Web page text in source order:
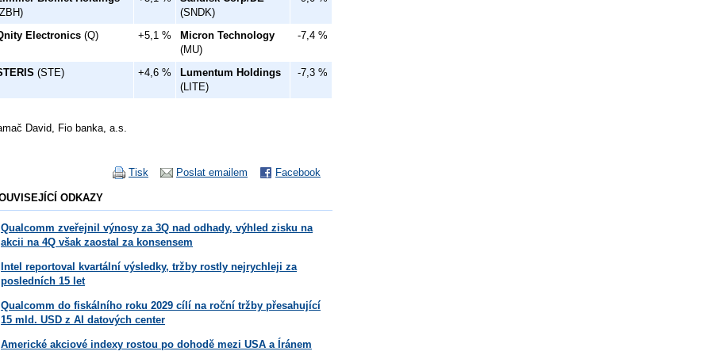
(SNDK)
Electronics (Q) +5,1 %
Micron Technology
(MU)
-7,4 %
(STE) +4,6 %
Lumentum Holdings
(LITE)
-7,3 %
David, Fio banka, a.s.
Facebook
Poslat emailem
Tisk
ODKAZY
Qualcomm zveřejnil výnosy za 3Q nad odhady, výhled zisku na
akcii na 4Q však zaostal za konsensem
Intel reportoval kvartální výsledky, tržby rostly nejrychleji za
posledních 15 let
Qualcomm do fiskálního roku 2029 cílí na roční tržby přesahující
15 mld. USD z AI datových center
Americké akciové indexy rostou po dohodě mezi USA a Íránem